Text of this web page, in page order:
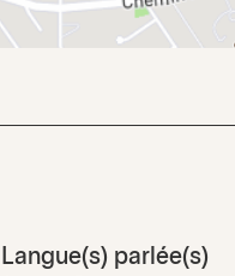
Langue(s) parlée(s)